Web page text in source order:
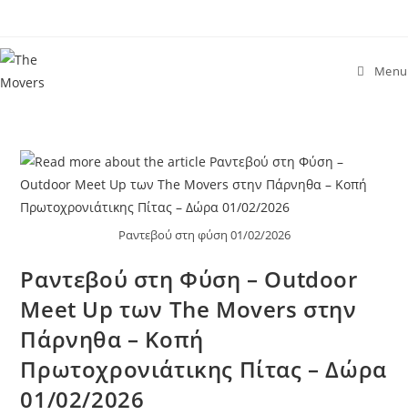
Menu
Ραντεβού στη φύση 01/02/2026
Ραντεβού στη Φύση – Outdoor
Meet Up των The Movers στην
Πάρνηθα – Κοπή
Πρωτοχρονιάτικης Πίτας – Δώρα
01/02/2026